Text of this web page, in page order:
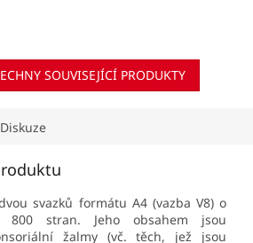
SOUVISEJÍCÍ PRODUKTY
Diskuze
svazků formátu A4 (vazba V8) o
800 stran. Jeho obsahem jsou
žalmy (vč. těch, jež jsou